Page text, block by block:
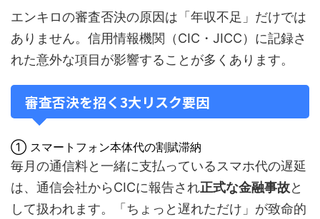
エンキロの審査否決の原因は「年収不足」だけでは
ありません。信用情報機関（CIC・JICC）に記録さ
れた意外な項目が影響することが多くあります。
審査否決を招く3大リスク要因
① スマートフォン本体代の割賦滞納
毎月の通信料と一緒に支払っているスマホ代の遅延
は、通信会社からCICに報告され正式な金融事故と
して扱われます。「ちょっと遅れただけ」が致命的